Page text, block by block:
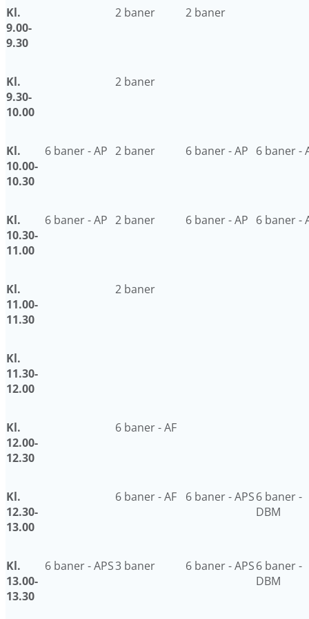
Kl.
9.00-
9.30
2 baner 2 baner
Kl.
9.30-
10.00
2 baner
Kl.
10.00-
10.30
6 baner - AP 2 baner 6 baner - AP 6 baner -
Kl.
10.30-
11.00
6 baner - AP 2 baner 6 baner - AP 6 baner -
Kl.
11.00-
11.30
2 baner
Kl.
11.30-
12.00
Kl.
12.00-
12.30
6 baner - AF
Kl.
12.30-
13.00
6 baner - AF 6 baner - APS6 baner -
DBM
Kl.
13.00-
13.30
6 baner - APS3 baner 6 baner - APS6 baner -
DBM